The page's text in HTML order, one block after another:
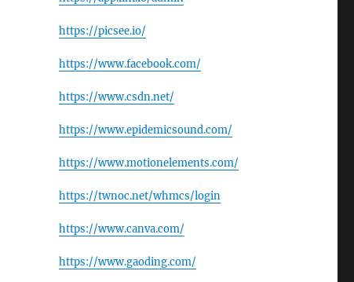
https://picsee.io/
https://www.facebook.com/
https://www.csdn.net/
https://www.epidemicsound.com/
https://www.motionelements.com/
https://twnoc.net/whmcs/login
https://www.canva.com/
https://www.gaoding.com/